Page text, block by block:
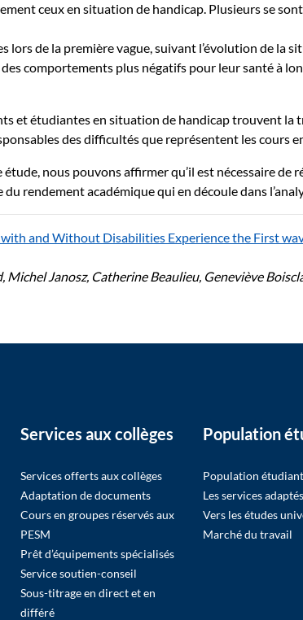
ceux en situation de handicap. Plusieurs se
lors de la première vague, suivant l’évolution de
comportements plus négatifs pour leur santé à
et étudiantes en situation de handicap trouvent la
des difficultés que représentent les cours
nous pouvons affirmer qu’il est nécessaire
rendement académique qui en découle dans
with and Without Disabilities Experience the First
Michel Janosz, Catherine Beaulieu, Geneviève
Services aux collèges
Services offerts aux collèges
Adaptation de documents
Cours en groupes réservés aux
PESM
Prêt d’équipements spécialisés
Service soutien-conseil
Sous-titrage en direct et en
différé
Population
Population
Les services
Vers les études
Marché du travail